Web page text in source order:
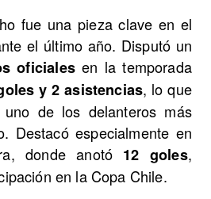
fue una pieza clave en el
el último año. Disputó un
oficialesen la temporada
y 2 asistencias, lo que
de los delanteros más
Destacó especialmente en
donde anotó 12 goles,
en la Copa Chile.